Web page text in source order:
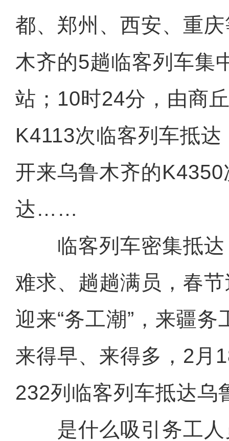
都、郑州、西安、重
木齐的5趟临客列车集
站；10时24分，由商
K4113次临客列车抵
开来乌鲁木齐的
达……
临客列车密集抵达
难求、趟趟满员，春
迎来“务工潮”，来疆
来得早、来得多，2月
232列临客列车抵达乌
是什么吸引务工人